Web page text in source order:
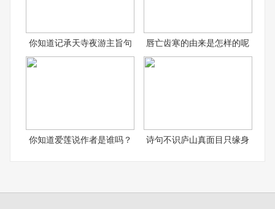
你知道记承天寺夜游主旨句 唇亡齿寒的由来是怎样的呢
你知道爱莲说作者是谁吗？ 诗句不识庐山真面目只缘身